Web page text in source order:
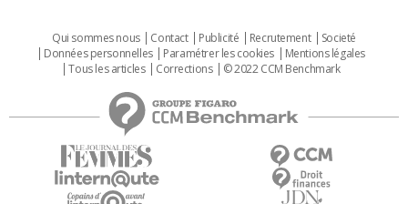
Qui sommes nous Contact Publicité Recrutement
Societé
Données personnelles
Paramétrer les cookies
Mentions légales
Tous les articles
Corrections © 2022 CCM Benchmark